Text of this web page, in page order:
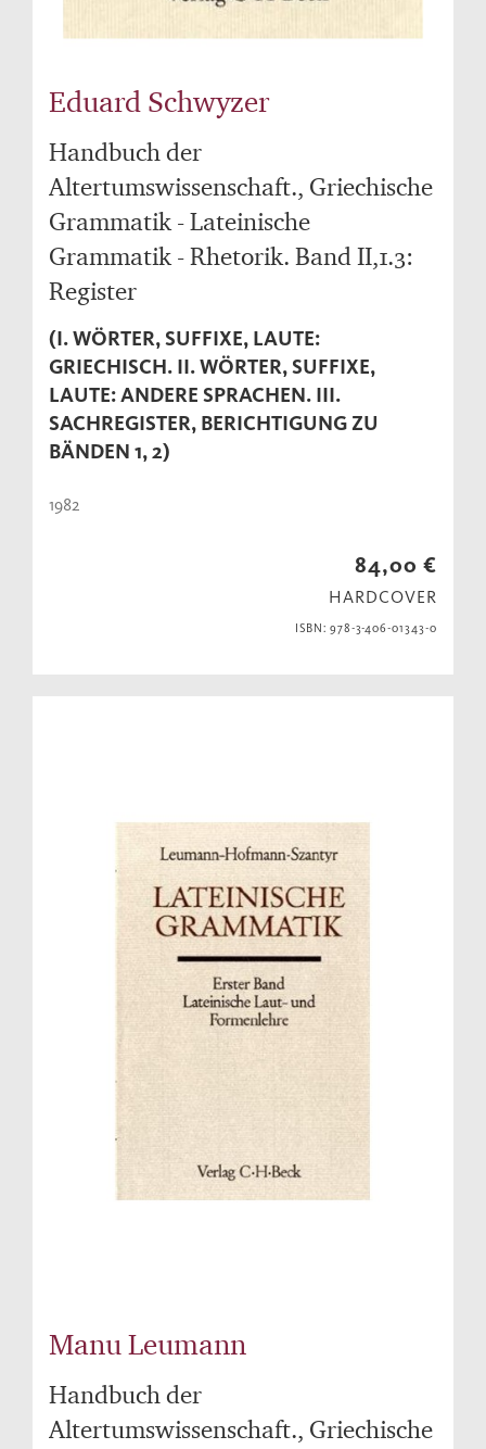
Eduard Schwyzer
Handbuch der
Altertumswissenschaft., Griechische
Grammatik - Lateinische
Grammatik - Rhetorik. Band II,1.3:
Register
(I. WÖRTER, SUFFIXE, LAUTE:
GRIECHISCH. II. WÖRTER, SUFFIXE,
LAUTE: ANDERE SPRACHEN. III.
SACHREGISTER, BERICHTIGUNG ZU
BÄNDEN 1, 2)
1982
84,00 €
HARDCOVER
ISBN: 978-3-406-01343-0
Manu Leumann
Handbuch der
Altertumswissenschaft., Griechische